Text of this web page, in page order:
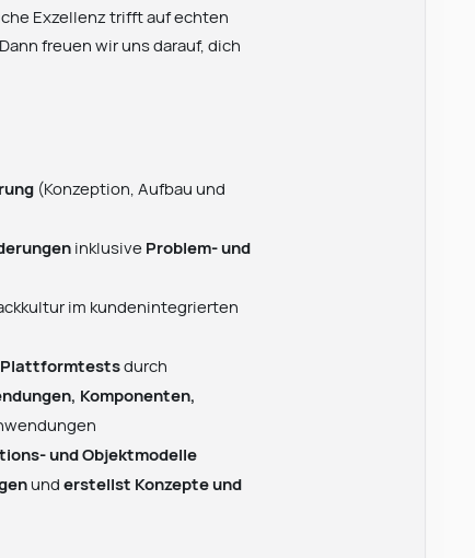
Exzellenz trifft auf echten
freuen wir uns darauf, dich
(Konzeption, Aufbau und
inklusive Problem- und
im kundenintegrierten
durch
Komponenten,
und Objektmodelle
understellst Konzepte und